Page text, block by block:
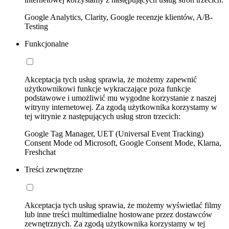
Google Analytics, Clarity, Google recenzje klientów, A/B-
Testing
Funkcjonalne
Akceptacja tych usług sprawia, że możemy zapewnić
użytkownikowi funkcje wykraczające poza funkcje
podstawowe i umożliwić mu wygodne korzystanie z naszej
witryny internetowej. Za zgodą użytkownika korzystamy w
tej witrynie z następujących usług stron trzecich:
Google Tag Manager, UET (Universal Event Tracking)
Consent Mode od Microsoft, Google Consent Mode, Klarna,
Freshchat
Treści zewnętrzne
Akceptacja tych usług sprawia, że możemy wyświetlać filmy
lub inne treści multimedialne hostowane przez dostawców
zewnętrznych. Za zgodą użytkownika korzystamy w tej